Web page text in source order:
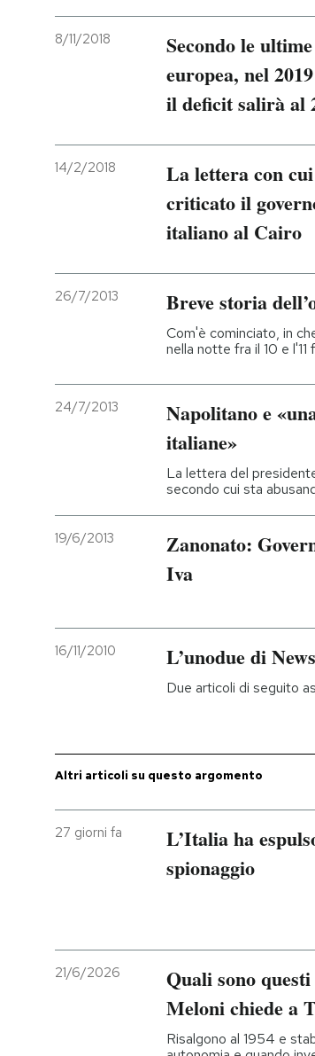
AREA PERSONALE
8/11/2018
Secondo le
europea, nel
il deficit salirà al
14/2/2018
La lettera con
criticato il
italiano al Cairo
26/7/2013 Breve storia
Com'è cominciato, in
nella notte fra il 10 e
24/7/2013
Napolitano e
italiane»
La lettera del
secondo cui sta
19/6/2013
Zanonato:
Iva
16/11/2010 L’unodue di
Due articoli di seguito
Altri articoli su questo argomento
27 giorni fa
L’Italia ha
spionaggio
21/6/2026
Quali sono
Meloni chiede a
Risalgono al 1954 e